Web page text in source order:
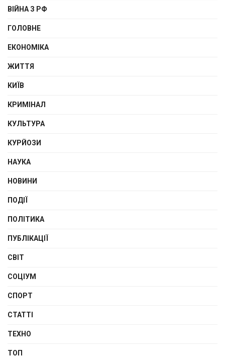
ВІЙНА З РФ
ГОЛОВНЕ
ЕКОНОМІКА
ЖИТТЯ
КИЇВ
КРИМІНАЛ
КУЛЬТУРА
КУРЙОЗИ
НАУКА
НОВИНИ
ПОДІЇ
ПОЛІТИКА
ПУБЛІКАЦІЇ
СВІТ
СОЦІУМ
СПОРТ
СТАТТІ
ТЕХНО
ТОП